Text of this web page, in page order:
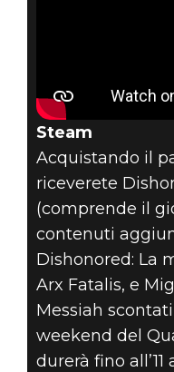
Steam
Acquistando il
riceverete
(comprende il
contenuti
Dishonored: La
Arx Fatalis, e
Messiah
weekend del
durerà fino